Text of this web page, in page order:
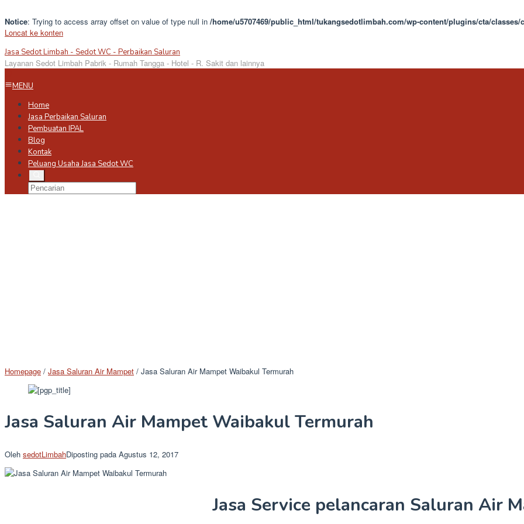
Notice: Trying to access array offset on value of type null in /home/u5707469/public_html/tukangsedotlimbah.com/wp-content/plugins/cta/classes/
Loncat ke konten
Jasa Sedot Limbah - Sedot WC - Perbaikan Saluran
Layanan Sedot Limbah Pabrik - Rumah Tangga - Hotel - R. Sakit dan lainnya
MENU
Home
Jasa Perbaikan Saluran
Pembuatan IPAL
Blog
Kontak
Peluang Usaha Jasa Sedot WC
Homepage / Jasa Saluran Air Mampet / Jasa Saluran Air Mampet Waibakul Termurah
Jasa Saluran Air Mampet Waibakul Termurah
Oleh sedotLimbahDiposting pada Agustus 12, 2017
Jasa Service pelancaran Saluran Air